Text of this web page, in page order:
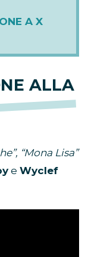
A X
ALLA
“Mona Lisa”
e Wyclef